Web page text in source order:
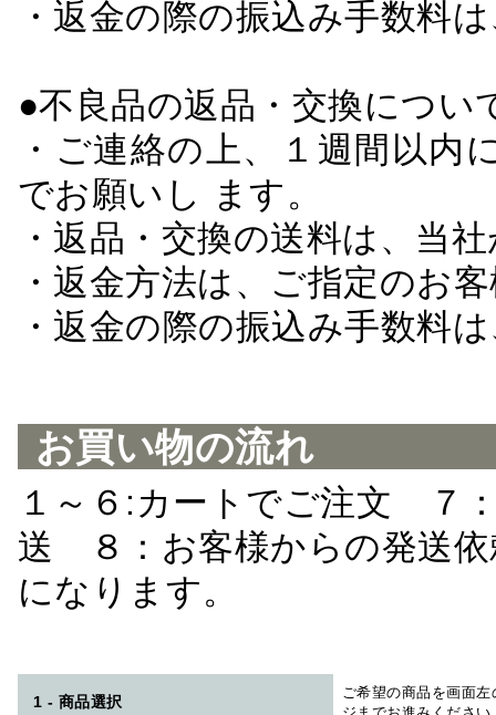
・返金の際の振込み手数料
●不良品の返品・交換につい
・ご連絡の上、１週間以
でお願いし ます。
・返品・交換の送料は、当
・返金方法は、ご指定のお
・返金の際の振込み手数料
お買い物の流れ
１～６:カートでご注文 ７
送 ８：お客様からの発送
になります。
1 - 商品選択
ご希望の商品を画面